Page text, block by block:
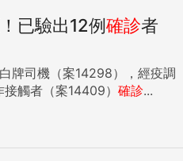
已驗出12例確診者
牌司機（案14298），經疫調
觸者（案14409） 確診...